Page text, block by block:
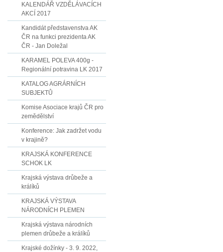
KALENDÁŘ VZDĚLÁVACÍCH
AKCÍ 2017
Kandidát představenstva AK
ČR na funkci prezidenta AK
ČR - Jan Doležal
KARAMEL POLEVA 400g -
Regionální potravina LK 2017
KATALOG AGRÁRNÍCH
SUBJEKTŮ
Komise Asociace krajů ČR pro
zemědělství
Konference: Jak zadržet vodu
v krajině?
KRAJSKÁ KONFERENCE
SCHOK LK
Krajská výstava drůbeže a
králíků
KRAJSKÁ VÝSTAVA
NÁRODNÍCH PLEMEN
Krajská výstava národních
plemen drůbeže a králíků
Krajské dožínky - 3. 9. 2022,